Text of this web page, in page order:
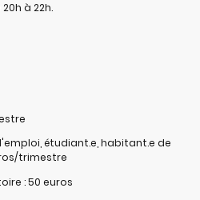
à 22h.
étudiant.e, habitant.e de
trimestre
: 50 euros